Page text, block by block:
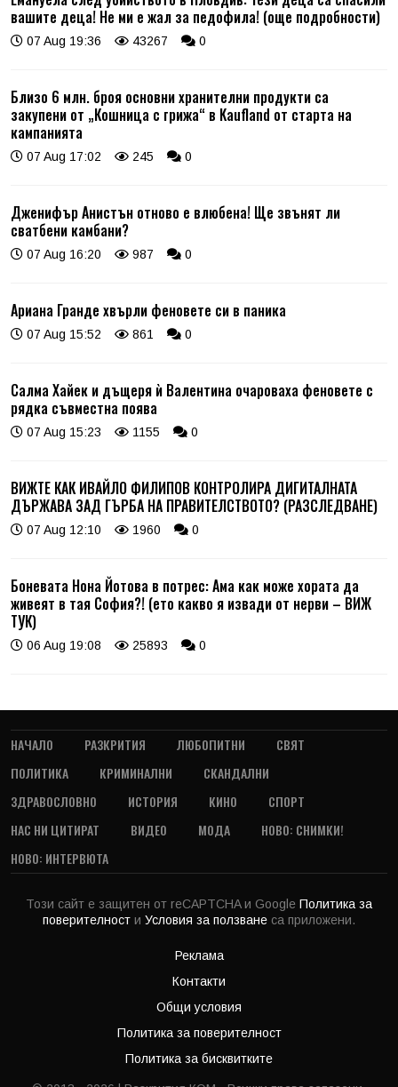
вашите деца! Не ми е жал за педофила! (още подробности)
07 Aug 19:36 43267 0
Близо 6 млн. броя основни хранителни продукти са
закупени от „Кошница с грижа“ в Kaufland от старта на
кампанията
07 Aug 17:02 245 0
Дженифър Анистън отново е влюбена! Ще звънят ли
сватбени камбани?
07 Aug 16:20 987 0
Ариана Гранде хвърли феновете си в паника
07 Aug 15:52 861 0
Салма Хайек и дъщеря ѝ Валентина очароваха феновете с
рядка съвместна поява
07 Aug 15:23 1155 0
ВИЖТЕ КАК ИВАЙЛО ФИЛИПОВ КОНТРОЛИРА ДИГИТАЛНАТА
ДЪРЖАВА ЗАД ГЪРБА НА ПРАВИТЕЛСТВОТО? (РАЗСЛЕДВАНЕ)
07 Aug 12:10 1960 0
Боневата Нона Йотова в потрес: Ама как може хората да
живеят в тая София?! (ето какво я извади от нерви – ВИЖ
ТУК)
06 Aug 19:08 25893 0
НАЧАЛО РАЗКРИТИЯ ЛЮБОПИТНИ
СВЯТ
ПОЛИТИКА
КРИМИНАЛНИ
СКАНДАЛНИ
ЗДРАВОСЛОВНО
ИСТОРИЯ КИНО
СПОРТ
НАС НИ ЦИТИРАТ
ВИДЕО МОДА
НОВО: СНИМКИ!
НОВО: ИНТЕРВЮТА
Този сайт е защитен от reCAPTCHA и Google Политика за
поверителност и Условия за ползване са приложени.
Реклама
Контакти
Общи условия
Политика за поверителност
Политика за бисквитките